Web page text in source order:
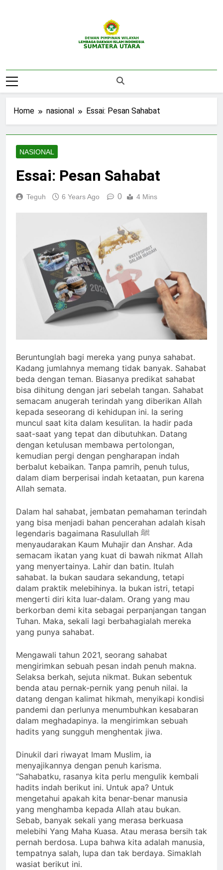
DPW LDII
Sumatera Utara
Home nasional Essai: Pesan Sahabat
NASIONAL
Essai: Pesan Sahabat
Teguh 6 Years Ago 0 4 Mins
Beruntunglah bagi mereka yang punya sahabat.
Kadang jumlahnya memang tidak banyak. Sahabat
beda dengan teman. Biasanya predikat sahabat
bisa dihitung dengan jari sebelah tangan. Sahabat
semacam anugerah terindah yang diberikan Allah
kepada seseorang di kehidupan ini. Ia sering
muncul saat kita dalam kesulitan. Ia hadir pada
saat-saat yang tepat dan dibutuhkan. Datang
dengan ketulusan membawa pertolongan,
kemudian pergi dengan pengharapan indah
berbalut kebaikan. Tanpa pamrih, penuh tulus,
dalam diam berperisai indah ketaatan, pun karena
Allah semata.
Dalam hal sahabat, jembatan pemahaman terindah
yang bisa menjadi bahan pencerahan adalah kisah
legendaris bagaimana Rasulullah ﷺ
menyaudarakan Kaum Muhajir dan Anshar. Ada
semacam ikatan yang kuat di bawah nikmat Allah
yang menyertainya. Lahir dan batin. Itulah
sahabat. Ia bukan saudara sekandung, tetapi
dalam praktik melebihinya. Ia bukan istri, tetapi
mengerti diri kita luar-dalam. Orang yang mau
berkorban demi kita sebagai perpanjangan tangan
Tuhan. Maka, sekali lagi berbahagialah mereka
yang punya sahabat.
Mengawali tahun 2021, seorang sahabat
mengirimkan sebuah pesan indah penuh makna.
Selaksa berkah, sejuta nikmat. Bukan sebentuk
benda atau pernak-pernik yang penuh nilai. Ia
datang dengan kalimat hikmah, menyikapi kondisi
pandemi dan perlunya menumbuhkan kesabaran
dalam meghadapinya. Ia mengirimkan sebuah
hadits yang sungguh menghentak jiwa.
Dinukil dari riwayat Imam Muslim, ia
menyajikannya dengan penuh karisma.
“Sahabatku, rasanya kita perlu mengulik kembali
hadits indah berikut ini. Untuk apa? Untuk
mengetahui apakah kita benar-benar manusia
yang menghamba kepada Allah atau bukan.
Sebab, banyak sekali yang merasa berkuasa
melebihi Yang Maha Kuasa. Atau merasa bersih tak
pernah berdosa. Lupa bahwa kita adalah manusia,
tempatnya salah, lupa dan tak berdaya. Simaklah
wasiat berikut ini.